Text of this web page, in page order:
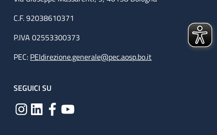
C.F. 92038610371
P.IVA 02553300373
PEC: PEIdirezione.generale@pec.aosp.bo.it
SEGUICI SU